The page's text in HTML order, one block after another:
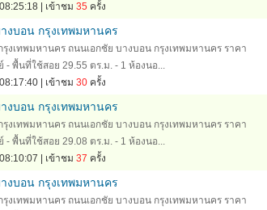
| เข้าชม 35ครั้ง
งบอน กรุงเทพมหานคร
งเทพมหานคร ถนนเอกชัย บางบอน กรุงเทพมหานคร ราคา
พื้นที่ใช้สอย 29.55 ตร.ม. - 1 ห้องนอ...
| เข้าชม 30ครั้ง
งบอน กรุงเทพมหานคร
งเทพมหานคร ถนนเอกชัย บางบอน กรุงเทพมหานคร ราคา
พื้นที่ใช้สอย 29.08 ตร.ม. - 1 ห้องนอ...
| เข้าชม 37 ครั้ง
งบอน กรุงเทพมหานคร
งเทพมหานคร ถนนเอกชัย บางบอน กรุงเทพมหานคร ราคา